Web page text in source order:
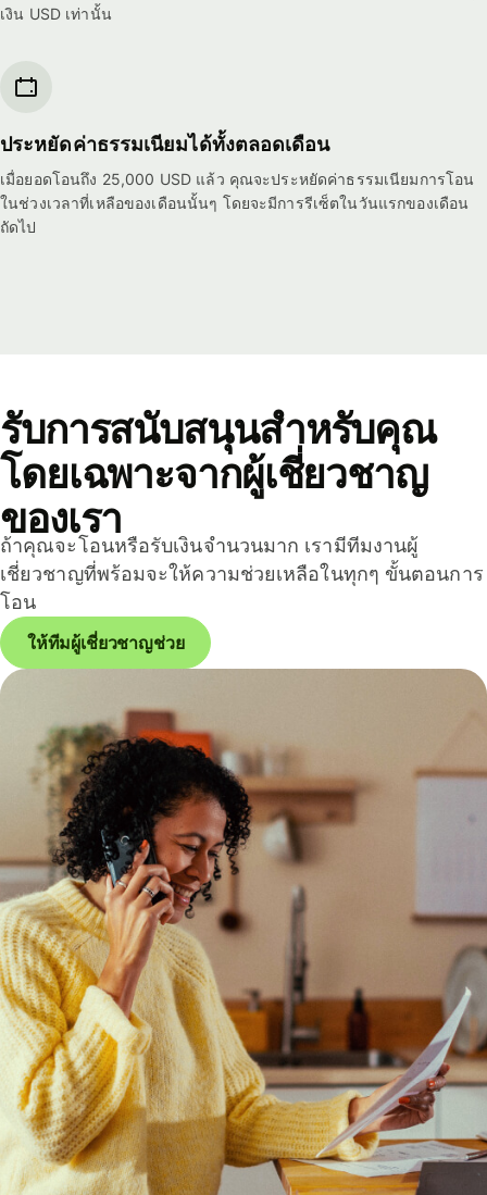
เงิน USD เท่านั้น
ประหยัดค่าธรรมเนียมได้ทั้งตลอดเดือน
เมื่อยอดโอนถึง 25,000 USD แล้ว คุณจะประหยัดค่าธรรมเนียมการโอน
ในช่วงเวลาที่เหลือของเดือนนั้นๆ โดยจะมีการรีเซ็ตในวันแรกของเดือน
ถัดไป
รับการสนับสนุนสำหรับคุณ
โดยเฉพาะจากผู้เชี่ยวชาญ
ของเรา
ถ้าคุณจะโอนหรือรับเงินจำนวนมาก เรามีทีมงานผู้
เชี่ยวชาญที่พร้อมจะให้ความช่วยเหลือในทุกๆ ขั้นตอนการ
โอน
ให้ทีมผู้เชี่ยวชาญช่วย